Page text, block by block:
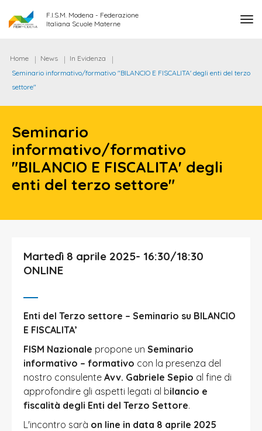
F.I.S.M. Modena - Federazione
Italiana Scuole Materne
Home News
In Evidenza
Seminario informativo/formativo "BILANCIO E FISCALITA' degli enti del terzo
settore"
Seminario
informativo/formativo
"BILANCIO E FISCALITA' degli
enti del terzo settore"
Martedì 8 aprile 2025- 16:30/18:30
ONLINE
Enti del Terzo settore – Seminario su BILANCIO
E FISCALITA’
FISM Nazionale propone un Seminario
informativo – formativo con la presenza del
nostro consulente Avv. Gabriele Sepio al fine di
approfondire gli aspetti legati al bilancio e
fiscalità degli Enti del Terzo Settore.
L'incontro sarà on line in data 8 aprile 2025